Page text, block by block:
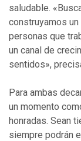
saludable.
construyamos
personas que
un canal de
sentidos»,
Para ambas
un momento
honradas. Sean
siempre podrán